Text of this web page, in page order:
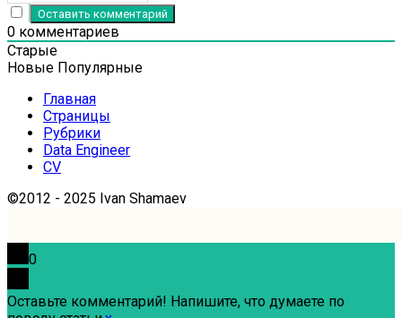
0 комментариев
Старые
Новые Популярные
Главная
Страницы
Рубрики
Data Engineer
CV
©2012 - 2025 Ivan Shamaev
0
Оставьте комментарий! Напишите, что думаете по